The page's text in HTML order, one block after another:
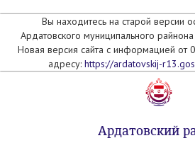
Вы находитесь на старой версии
Ардатовского муниципального
Новая версия сайта с информацией от
адресу: https://ardatovskij-
Ардатовский